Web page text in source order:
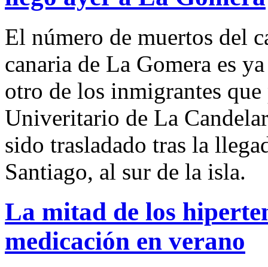
El número de muertos del
canaria de La Gomera es
otro de los inmigrantes
Univeritario de La
sido trasladado tras la
Santiago, al sur de la isla.
La mitad de los
medicación en verano